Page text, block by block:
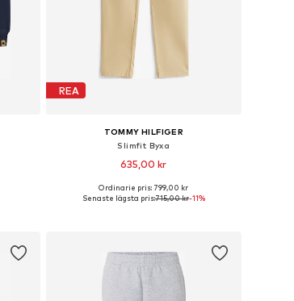
REA
TOMMY HILFIGER
Slimfit Byxa
635,00 kr
Tillgänglig i många storlekar
Ordinarie pris: 799,00 kr
Senaste lägsta pris:715,00 kr-11%